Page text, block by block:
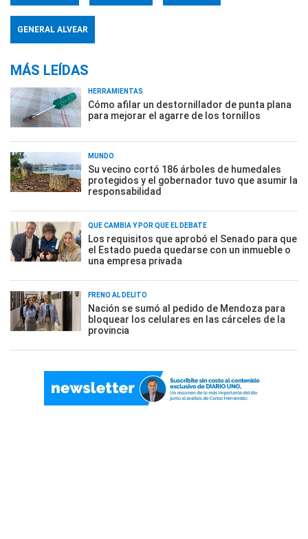
GENERAL ALVEAR
MÁS LEÍDAS
HERRAMIENTAS
Cómo afilar un destornillador de punta plana
para mejorar el agarre de los tornillos
MUNDO
Su vecino cortó 186 árboles de humedales
protegidos y el gobernador tuvo que asumir la
responsabilidad
QUÉ CAMBIA Y POR QUÉ EL DEBATE
Los requisitos que aprobó el Senado para que
el Estado pueda quedarse con un inmueble o
una empresa privada
FRENO AL DELITO
Nación se sumó al pedido de Mendoza para
bloquear los celulares en las cárceles de la
provincia